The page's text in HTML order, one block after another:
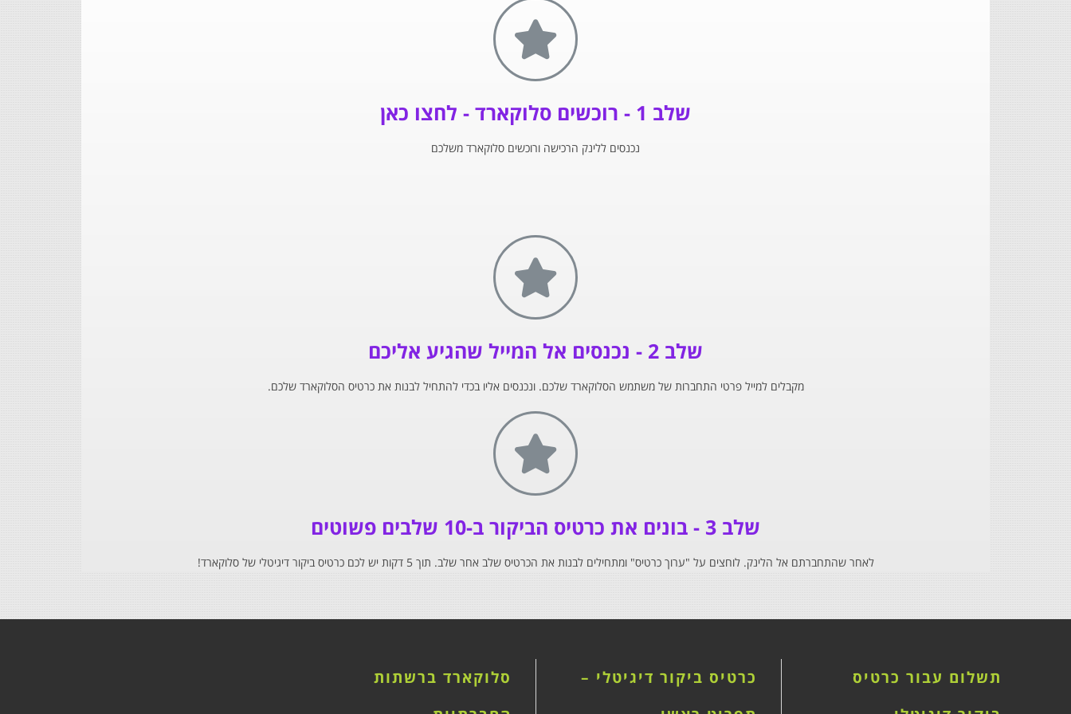
שלב 1 - רוכשים סלוקארד - לחצו כאן
נכנסים ללינק הרכישה ורוכשים סלוקארד משלכם
שלב 2 - נכנסים אל המייל שהגיע אליכם
מקבלים למייל פרטי התחברות של משתמש הסלוקארד שלכם. ונכנסים אליו בכדי להתחיל לבנות את כרטיס הסלוקארד שלכם.
שלב 3 - בונים את כרטיס הביקור ב-10 שלבים פשוטים
לאחר שהתחברתם אל הלינק. לוחצים על "ערוך כרטיס" ומתחילים לבנות את הכרטיס שלב אחר שלב. תוך 5 דקות יש לכם כרטיס ביקור דיגיטלי של סלוקארד!
תשלום עבור כרטיס
כרטיס ביקור דיגיטלי –
סלוקארד ברשתות